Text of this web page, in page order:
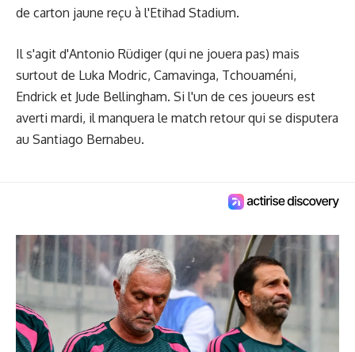
de carton jaune reçu à l'Etihad Stadium.
Il s'agit d'Antonio Rüdiger (qui ne jouera pas) mais
surtout de Luka Modric, Camavinga, Tchouaméni,
Endrick et Jude Bellingham. Si l'un de ces joueurs est
averti mardi, il manquera le match retour qui se disputera
au Santiago Bernabeu.